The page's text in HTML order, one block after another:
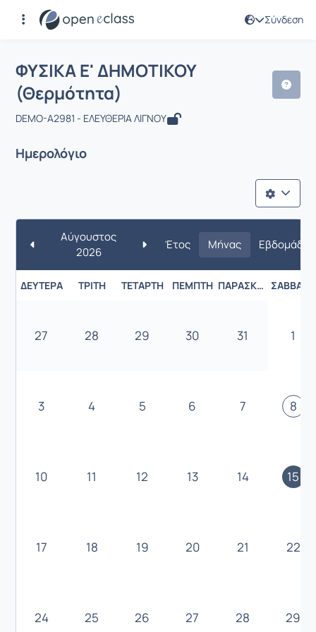
Σύνδεση
Μάθημα : ΦΥΣΙΚΑ Ε' ΔΗΜΟΤΙΚΟΥ
ΦΥΣΙΚΑ Ε' ΔΗΜΟΤΙΚΟΥ
(Θερμότητα)
DEMO-A2981 - ΕΛΕΥΘΕΡΙΑ ΛΙΓΝΟΥ
Ημερολόγιο
Αύγουστος
2026
Έτος Μήνας Εβδομάδα
ΔΕΥΤΈΡΑ ΤΡΊΤΗ ΤΕΤΆΡΤΗ ΠΈΜΠΤΗ ΠΑΡΑΣΚΕΥΉ ΣΆΒΒΑΤΟ
27 28 29 30 31 1
3 4 5 6 7 8
10 11 12 13 14 15
17 18 19 20 21 22
24 25 26 27 28 29